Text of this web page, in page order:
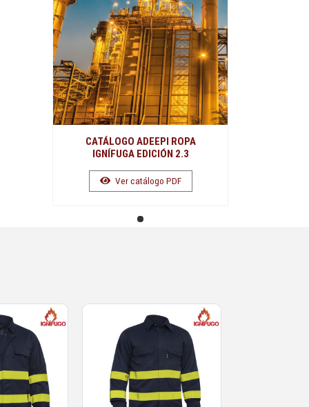
CATÁLOGO ADEEPI ROPA
IGNÍFUGA EDICIÓN 2.3
Ver catálogo PDF